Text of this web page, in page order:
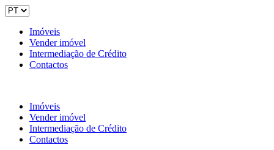
Imóveis
Vender imóvel
Intermediação de Crédito
Contactos
Imóveis
Vender imóvel
Intermediação de Crédito
Contactos